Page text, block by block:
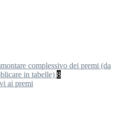
complessivo dei premi (da
in tabelle) 8
ai premi